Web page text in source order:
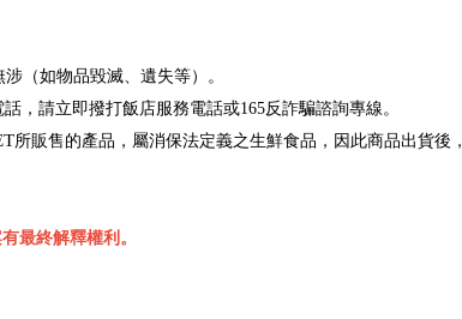
涉（如物品毀滅、遺失等）。
，請立即撥打飯店服務電話或165反詐騙諮詢專線。
所販售的產品，屬消保法定義之生鮮食品，因此商品出貨後，
最終解釋權利。